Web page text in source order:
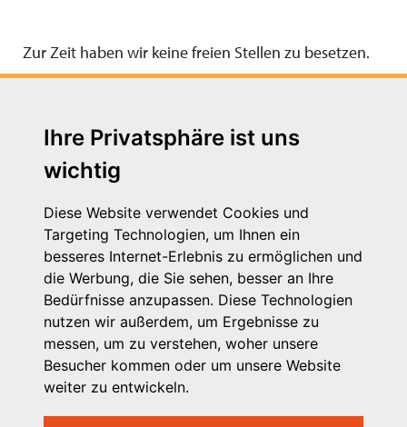
Ihre Privatsphäre ist uns
wichtig
Diese Website verwendet Cookies und
Targeting Technologien, um Ihnen ein
besseres Internet-Erlebnis zu ermöglichen und
die Werbung, die Sie sehen, besser an Ihre
Bedürfnisse anzupassen. Diese Technologien
nutzen wir außerdem, um Ergebnisse zu
messen, um zu verstehen, woher unsere
Besucher kommen oder um unsere Website
weiter zu entwickeln.
Zur Zeit haben wir keine freien Stellen zu besetzen.
Michaelkirchstr. 17/18
10179 Berlin
Telefon: 030 – 58 58 17 16 01
E-Mail: info@vpk.de
Mehr Informationen: www.vpk.de
Hilfe